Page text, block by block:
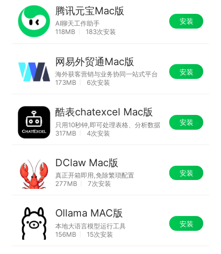
腾讯元宝Mac版
AI聊天工作助手
118MB
183次安装
安装
网易外贸通Mac版
海外获客营销与业务协同一站式平台
173MB
6次安装
安装
酷表chatexcel Mac版
只用10秒钟,即可处理表格、分析数据
317MB
4次安装
安装
DClaw Mac版
真正开箱即用,免除繁琐配置
277MB
7次安装
安装
Ollama MAC版
本地大语言模型运行工具
156MB
15次安装
安装